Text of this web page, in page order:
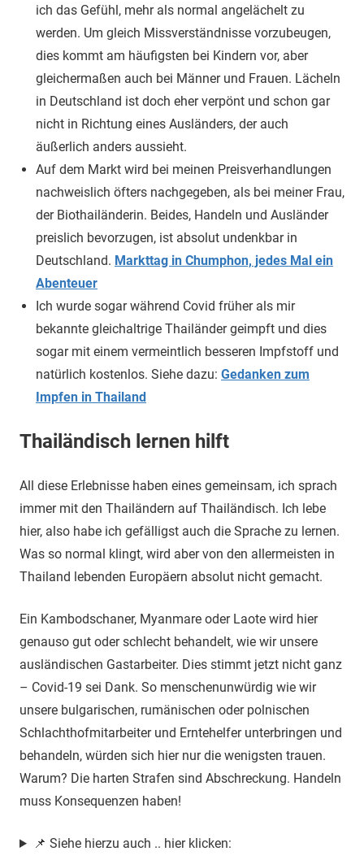
ich das Gefühl, mehr als normal angelächelt zu
werden. Um gleich Missverständnisse vorzubeugen,
dies kommt am häufigsten bei Kindern vor, aber
gleichermaßen auch bei Männer und Frauen. Lächeln
in Deutschland ist doch eher verpönt und schon gar
nicht in Richtung eines Ausländers, der auch
äußerlich anders aussieht.
Auf dem Markt wird bei meinen Preisverhandlungen
nachweislich öfters nachgegeben, als bei meiner Frau,
der Biothailänderin. Beides, Handeln und Ausländer
preislich bevorzugen, ist absolut undenkbar in
Deutschland. Markttag in Chumphon, jedes Mal ein
Abenteuer
Ich wurde sogar während Covid früher als mir
bekannte gleichaltrige Thailänder geimpft und dies
sogar mit einem vermeintlich besseren Impfstoff und
natürlich kostenlos. Siehe dazu: Gedanken zum
Impfen in Thailand
Thailändisch lernen hilft
All diese Erlebnisse haben eines gemeinsam, ich sprach
immer mit den Thailändern auf Thailändisch. Ich lebe
hier, also habe ich gefälligst auch die Sprache zu lernen.
Was so normal klingt, wird aber von den allermeisten in
Thailand lebenden Europäern absolut nicht gemacht.
Ein Kambodschaner, Myanmare oder Laote wird hier
genauso gut oder schlecht behandelt, wie wir unsere
ausländischen Gastarbeiter. Dies stimmt jetzt nicht ganz
– Covid-19 sei Dank. So menschenunwürdig wie wir
unsere bulgarischen, rumänischen oder polnischen
Schlachthofmitarbeiter und Erntehelfer unterbringen und
behandeln, würden sich hier nur die wenigsten trauen.
Warum? Die harten Strafen sind Abschreckung. Handeln
muss Konsequenzen haben!
📌 Siehe hierzu auch .. hier klicken: